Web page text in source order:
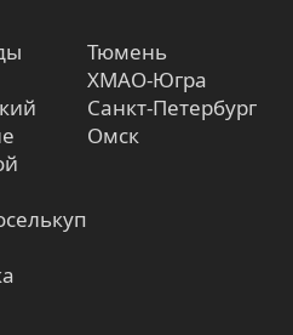
Тюмень
ХМАО-Югра
Санкт-Петербург
Омск